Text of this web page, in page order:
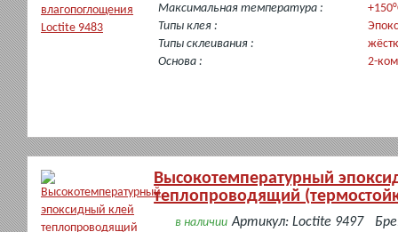
Максимальная температура :
Типы клея :
Типы склеивания :
Основа :
2-
Высокотемпературный
теплопроводящий
в наличии Артикул: Loctite 9497